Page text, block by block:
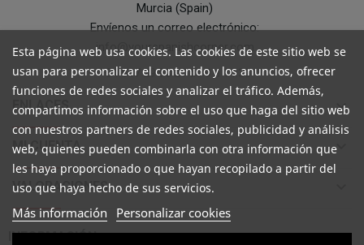
Murcia (Spain)
Envíenos un correo electrónico:
info@yourspanishcorner.com
+34 647 29 98 21 de 9 a 14:30
ENLACES keyboard_arrow_down
MI CUENTA keyboard_arrow_down
VALORACIONES
INFORMACIÓN 
Esta página web usa cookies. Las cookies de este sitio web se
usan para personalizar el contenido y los anuncios, ofrecer
funciones de redes sociales y analizar el tráfico. Además,
compartimos información sobre el uso que haga del sitio web
con nuestros partners de redes sociales, publicidad y análisis
web, quienes pueden combinarla con otra información que
les haya proporcionado o que hayan recopilado a partir del
uso que haya hecho de sus servicios.
Más información Personalizar cookies